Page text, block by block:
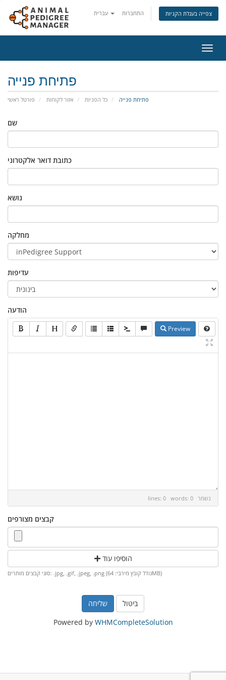
התחברות צפייה בעגלת הקניות
ניווט
פתיחת פנייה
פורטל ראשי אזור לקוחות כל הפניות פתיחת פנייה
שם
כתובת דואר אלקטרוני
נושא
מחלקה
עדיפות
הודעה
Preview
lines: 0 words: 0 נשמר
קבצים מצורפים
הוסיפו עוד
סוגי קבצים מותרים: .jpg, .gif, .jpeg, .png (גודל קובץ מירבי: 64MB)
ביטול
Powered by WHMCompleteSolution